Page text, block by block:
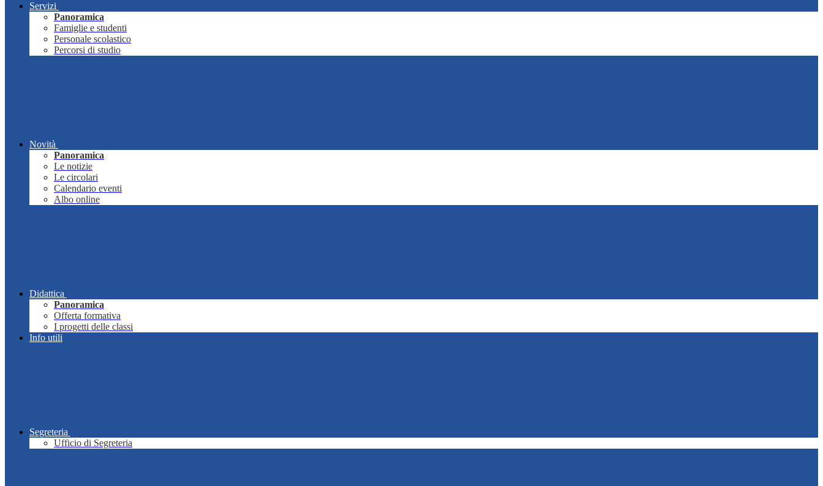
Servizi
Panoramica
Famiglie e studenti
Personale scolastico
Percorsi di studio
Novità
Panoramica
Le notizie
Le circolari
Calendario eventi
Albo online
Didattica
Panoramica
Offerta formativa
I progetti delle classi
Info utili
Segreteria
Ufficio di Segreteria